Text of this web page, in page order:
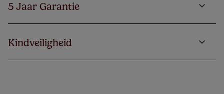
5 Jaar Garantie
Kindveiligheid